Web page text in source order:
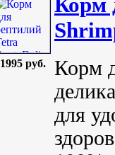
1995 руб.
Корм
для